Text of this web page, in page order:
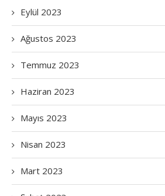
Eylül 2023
Ağustos 2023
Temmuz 2023
Haziran 2023
Mayıs 2023
Nisan 2023
Mart 2023